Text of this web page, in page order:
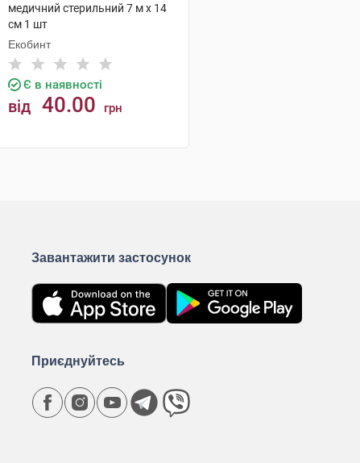
медичний стерильний 7 м х 14
см 1 шт
Екобинт
Є в наявності
від 40.00 грн
Завантажити застосунок
Приєднуйтесь